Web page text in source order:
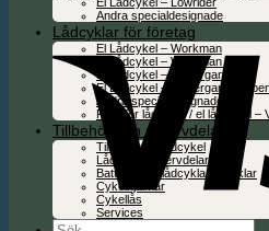
Andra specialdesignade
Lådcyklar för företag
El Lådcykel – Workman
El Lådcykel – Workman 2
El Lådcykel – Kindergarten
El Lådcykel – Kindergarten
Andra specialdesignade
Folie för lådcykel / el lådcykel –
Tillbehör och reservdelar
Tillbehör för lådcykel
Lådcykel reservdelar
Batterier för lådcyklar & cyklar
Cykelhjälmar
Cykellås
Services
Sök